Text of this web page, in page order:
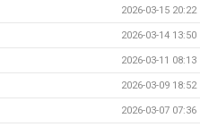
2026-03-15 20:22
2026-03-14 13:50
2026-03-11 08:13
2026-03-09 18:52
2026-03-07 07:36